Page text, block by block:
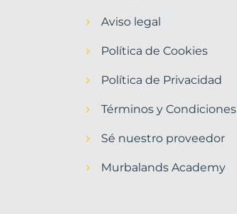
Aviso legal
Política de Cookies
Política de Privacidad
Términos y Condiciones
Sé nuestro proveedor
Murbalands Academy